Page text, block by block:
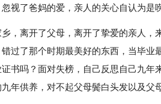
视了爸妈的爱，亲人的关心自认为是
，离开了父母，离开了挚爱的亲人，
过了那个时期最美好的东西，当毕
书吗？面对失榜，自己反思自己九年
年供养，对不起父母鬓白头发以及父